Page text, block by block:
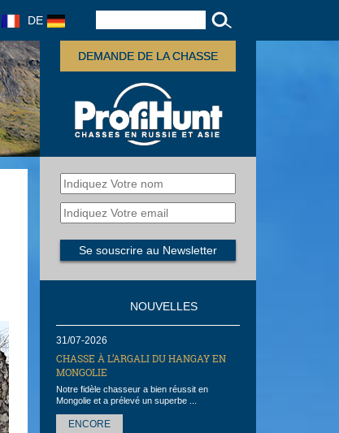
DE
DEMANDE DE LA CHASSE
31/07-2026
CHASSE À L’ARGALI DU HANGAY EN
MONGOLIE
Notre fidèle chasseur a bien réussit en
Mongolie et a prélevé un superbe ...
ENCORE